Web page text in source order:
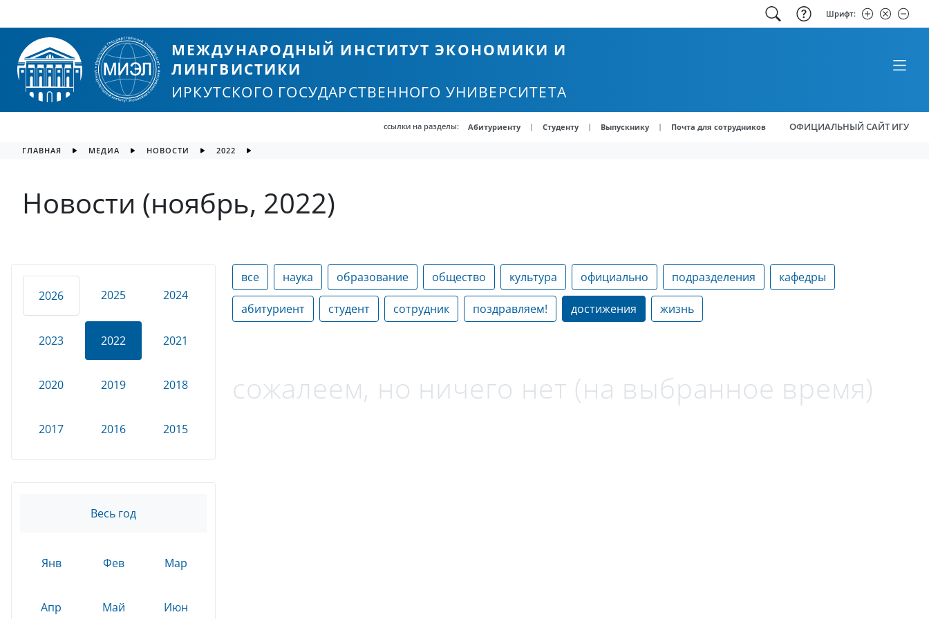
Шрифт:
МЕЖДУНАРОДНЫЙ ИНСТИТУТ ЭКОНОМИКИ И
ЛИНГВИСТИКИ
ИРКУТСКОГО ГОСУДАРСТВЕННОГО УНИВЕРСИТЕТА
ссылки на разделы: Абитуриенту | Студенту | Выпускнику | Почта для сотрудников ОФИЦИАЛЬНЫЙ САЙТ ИГУ
ГЛАВНАЯ МЕДИА НОВОСТИ 2022
Новости (ноябрь, 2022)
2026 2025 2024
2023 2022 2021
2020 2019 2018
2017 2016 2015
Весь год
Янв Фев Мар
Апр Май Июн
все наука образование общество культура официально подразделения кафедры
абитуриент студент сотрудник поздравляем! достижения жизнь
сожалеем, но ничего нет (на выбранное время)